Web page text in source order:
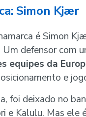
Simon Kjær
é Simon
defensor com
equipes da
e
foi deixado no
e Kalulu. Mas ele